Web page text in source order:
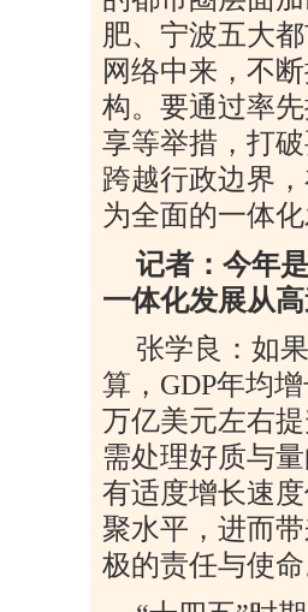
肥、宁波五大
网络中来，不
构。要通过率
享等举措，打
跨越行政边界
为全面的一体
记者：今年
一体化发展从
张学良：如
算， GDP年均
万亿美元左右
需处理好质与
有适度增长速
聚水平，进而
极的责任与使